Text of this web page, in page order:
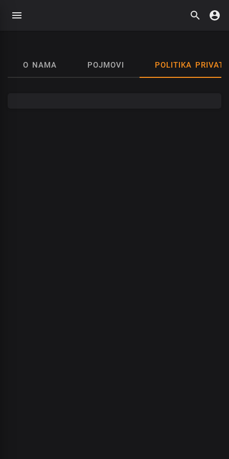
O NAMA POJMOVI POLITIKA